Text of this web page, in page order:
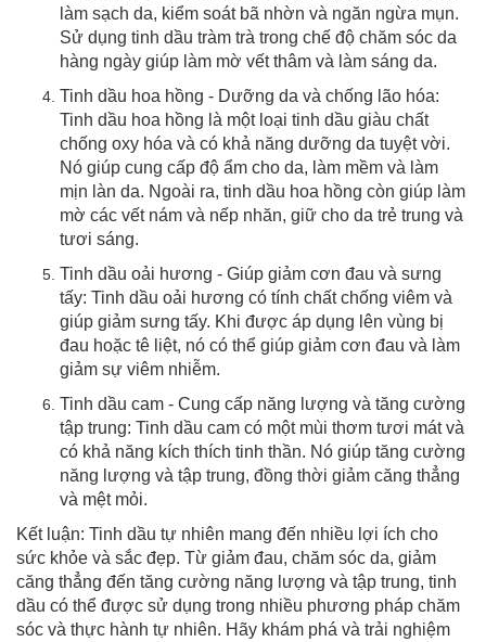
làm sạch da, kiểm soát bã nhờn và ngăn ngừa mụn.
Sử dụng tinh dầu tràm trà trong chế độ chăm sóc da
hàng ngày giúp làm mờ vết thâm và làm sáng da.
Tinh dầu hoa hồng - Dưỡng da và chống lão hóa:
Tinh dầu hoa hồng là một loại tinh dầu giàu chất
chống oxy hóa và có khả năng dưỡng da tuyệt vời.
Nó giúp cung cấp độ ẩm cho da, làm mềm và làm
mịn làn da. Ngoài ra, tinh dầu hoa hồng còn giúp làm
mờ các vết nám và nếp nhăn, giữ cho da trẻ trung và
tươi sáng.
Tinh dầu oải hương - Giúp giảm cơn đau và sưng
tấy: Tinh dầu oải hương có tính chất chống viêm và
giúp giảm sưng tấy. Khi được áp dụng lên vùng bị
đau hoặc tê liệt, nó có thể giúp giảm cơn đau và làm
giảm sự viêm nhiễm.
Tinh dầu cam - Cung cấp năng lượng và tăng cường
tập trung: Tinh dầu cam có một mùi thơm tươi mát và
có khả năng kích thích tinh thần. Nó giúp tăng cường
năng lượng và tập trung, đồng thời giảm căng thẳng
và mệt mỏi.
Kết luận: Tinh dầu tự nhiên mang đến nhiều lợi ích cho
sức khỏe và sắc đẹp. Từ giảm đau, chăm sóc da, giảm
căng thẳng đến tăng cường năng lượng và tập trung, tinh
dầu có thể được sử dụng trong nhiều phương pháp chăm
sóc và thực hành tự nhiên. Hãy khám phá và trải nghiệm